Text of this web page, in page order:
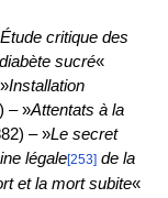
Étude critique des
sucré«
Installation
– »Attentats à la
– »Le secret
légale[253]de la
et la mort subite«